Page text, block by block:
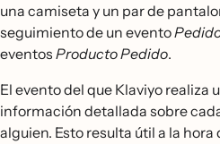
una camiseta y un par de
seguimiento de un evento
eventos Producto Pedido.
El evento del que Klaviyo realiza
información detallada sobre
alguien. Esto resulta útil a la